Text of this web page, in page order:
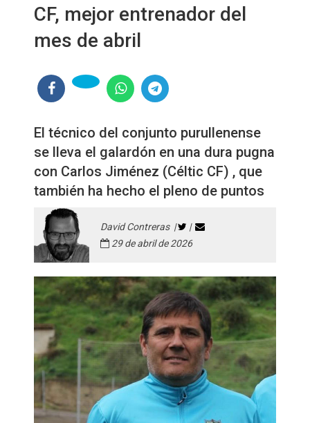
CF, mejor entrenador del
mes de abril
El técnico del conjunto purullenense
se lleva el galardón en una dura pugna
con Carlos Jiménez (Céltic CF) , que
también ha hecho el pleno de puntos
David Contreras |
|
29 de abril de 2026